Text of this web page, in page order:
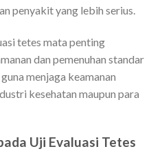
penyakit yang lebih serius.
tetes mata penting
dan pemenuhan standar
menjaga keamanan
kesehatan maupun para
Uji Evaluasi Tetes